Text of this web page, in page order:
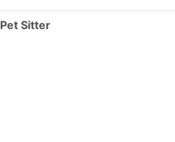
Pet Sitter